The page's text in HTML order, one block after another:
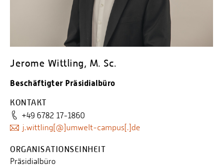
Personalvertretungen
Schwerbehindertenvertretungen
Informationssicherheit
Personalentwicklung
Jerome Wittling, M. Sc.
Beschäftigter Präsidialbüro
KONTAKT
+49 6782 17-1860
j.wittling[@]umwelt-campus[.]de
ORGANISATIONSEINHEIT
Präsidialbüro